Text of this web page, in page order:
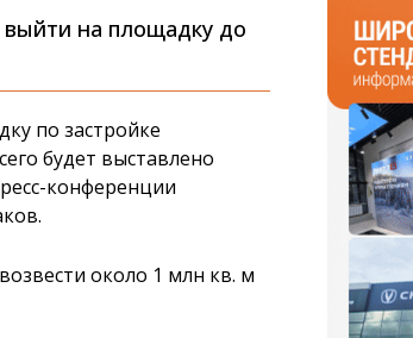
на площадку до
по застройке
будет выставлено
конференции
около 1 млн кв. м